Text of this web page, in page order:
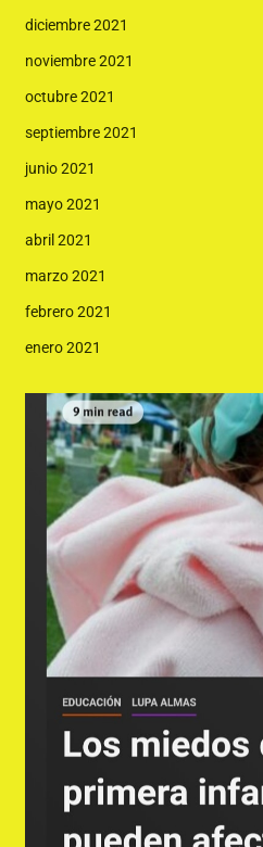
diciembre 2021
noviembre 2021
octubre 2021
septiembre 2021
junio 2021
mayo 2021
abril 2021
marzo 2021
febrero 2021
enero 2021